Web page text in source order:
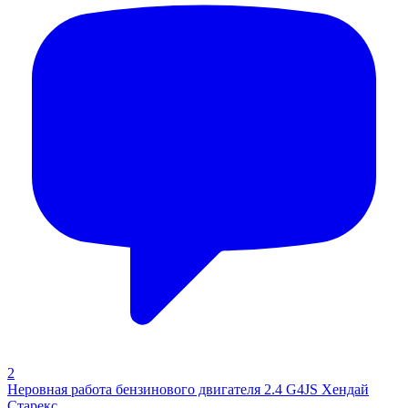
2
Неровная работа бензинового двигателя 2.4 G4JS Хендай